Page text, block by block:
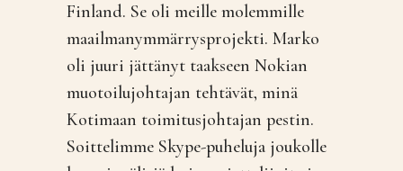
Finland. Se oli meille molemmille
maailmanymmärrysprojekti. Marko
oli juuri jättänyt taakseen Nokian
muotoilujohtajan tehtävät, minä
Kotimaan toimitusjohtajan pestin.
Soittelimme Skype-puheluja joukolle